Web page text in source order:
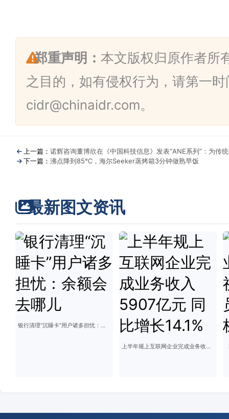
郑重声明： 本文版权归原作者所
之目的，如有侵权行为，请第一
cidr@chinaidr.com。
上一篇： 诺辉咨询董博欣在《中国科技信息》发表“ANE系列”：为传
下一篇： 沸点降到85℃，海尔Seeker蒸烤箱3分钟做熟早饭
最新图文资讯
银行清理“沉睡卡”用户诸多担忧：余额会去哪儿
上半年规上互联网企业完成业务收入5907亿元 同比增长14.1%